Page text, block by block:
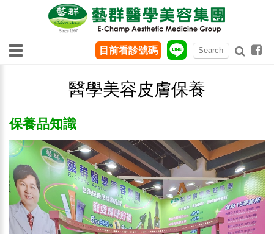
醫學美容皮膚保養
保養品知識
目前看診號碼